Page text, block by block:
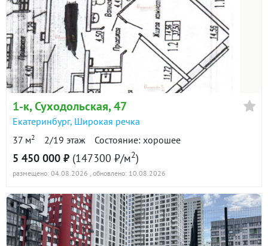
1-к, Суходольская, 47
Екатеринбург, Широкая речка
37 м2 2/19 этаж Состояние: хорошее
5 450 000 ₽ (147300 ₽/м2)
размещено: 04.08.2026 , обновлено: 10.08.2026